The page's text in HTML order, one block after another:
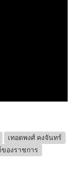
เทอดพงศ์ คงจันทร์
องราชการ